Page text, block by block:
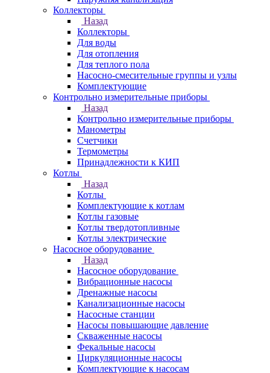
Коллекторы
Назад
Коллекторы
Для воды
Для отопления
Для теплого пола
Насосно-смесительные группы и узлы
Комплектующие
Контрольно измерительные приборы
Назад
Контрольно измерительные приборы
Манометры
Счетчики
Термометры
Принадлежности к КИП
Котлы
Назад
Котлы
Комплектующие к котлам
Котлы газовые
Котлы твердотопливные
Котлы электрические
Насосное оборудование
Назад
Насосное оборудование
Вибрационные насосы
Дренажные насосы
Канализационные насосы
Насосные станции
Насосы повышающие давление
Скваженные насосы
Фекальные насосы
Циркуляционные насосы
Комплектующие к насосам